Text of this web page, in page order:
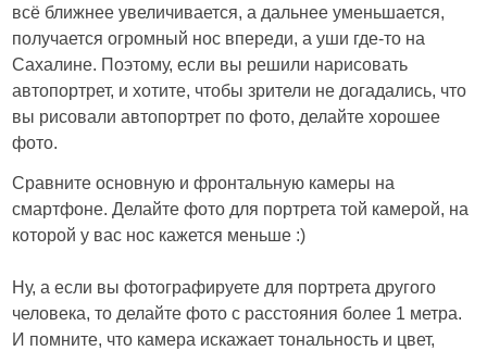
всё ближнее увеличивается, а дальнее уменьшается,
получается огромный нос впереди, а уши где-то на
Сахалине. Поэтому, если вы решили нарисовать
автопортрет, и хотите, чтобы зрители не догадались, что
вы рисовали автопортрет по фото, делайте хорошее
фото.
Сравните основную и фронтальную камеры на
смартфоне. Делайте фото для портрета той камерой, на
которой у вас нос кажется меньше :)
Ну, а если вы фотографируете для портрета другого
человека, то делайте фото с расстояния более 1 метра.
И помните, что камера искажает тональность и цвет,